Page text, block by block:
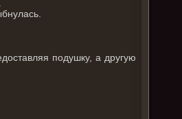
подушку, а другую